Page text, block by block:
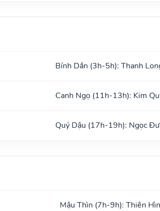
Bính Dần (3h-5h): Thanh
Canh Ngọ (11h-13h): Kim
Quý Dậu (17h-19h): Ngọc
Mậu Thìn (7h-9h): Thiên